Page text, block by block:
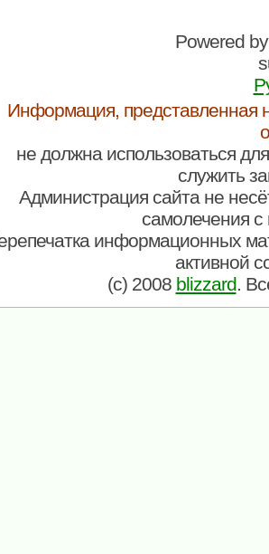
Powered
Информация, представленная
не должна использоваться
служить
Администрация сайта не
самолечения
информационных
активной
(c) 2008 blizzard.